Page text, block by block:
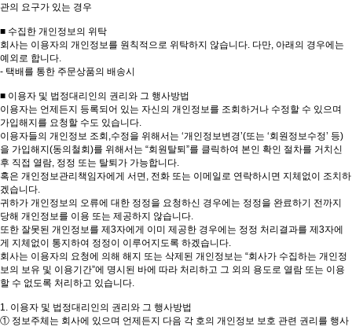
관의 요구가 있는 경우
■ 수집한 개인정보의 위탁
회사는 이용자의 개인정보를 원칙적으로 위탁하지 않습니다. 다만, 아래의 경우에는
예외로 합니다.
- 택배를 통한 주문상품의 배송시
■ 이용자 및 법정대리인의 권리와 그 행사방법
이용자는 언제든지 등록되어 있는 자신의 개인정보를 조회하거나 수정할 수 있으며
가입해지를 요청할 수도 있습니다.
이용자들의 개인정보 조회,수정을 위해서는 ‘개인정보변경’(또는 ‘회원정보수정’ 등)
을 가입해지(동의철회)를 위해서는 “회원탈퇴”를 클릭하여 본인 확인 절차를 거치신
후 직접 열람, 정정 또는 탈퇴가 가능합니다.
혹은 개인정보관리책임자에게 서면, 전화 또는 이메일로 연락하시면 지체없이 조치하
겠습니다.
귀하가 개인정보의 오류에 대한 정정을 요청하신 경우에는 정정을 완료하기 전까지
당해 개인정보를 이용 또는 제공하지 않습니다.
또한 잘못된 개인정보를 제3자에게 이미 제공한 경우에는 정정 처리결과를 제3자에
게 지체없이 통지하여 정정이 이루어지도록 하겠습니다.
회사는 이용자의 요청에 의해 해지 또는 삭제된 개인정보는 “회사가 수집하는 개인정
보의 보유 및 이용기간”에 명시된 바에 따라 처리하고 그 외의 용도로 열람 또는 이용
할 수 없도록 처리하고 있습니다.
1. 이용자 및 법정대리인의 권리와 그 행사방법
① 정보주체는 회사에 있으며 언제든지 다음 각 호의 개인정보 보호 관련 권리를 행사